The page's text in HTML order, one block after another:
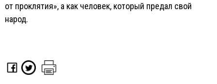
от проклятия», а как человек, который предал свой
народ.